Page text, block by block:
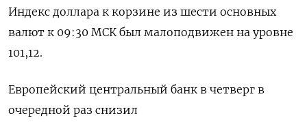
Индекс доллара к корзине из шести основных
валют к 09:30 МСК был малоподвижен на уровне
101,12​.
Европейский центральный банк в четверг в
очередной раз снизил